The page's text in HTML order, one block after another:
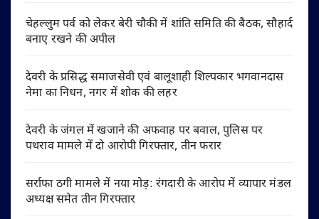
चेहल्लुम पर्व को लेकर बेरी चौकी में शांति समिति की बैठक, सौहार्द
बनाए रखने की अपील
देवरी के प्रसिद्ध समाजसेवी एवं बालूशाही शिल्पकार भगवानदास
नेमा का निधन, नगर में शोक की लहर
देवरी के जंगल में खजाने की अफवाह पर बवाल, पुलिस पर
पथराव मामले में दो आरोपी गिरफ्तार, तीन फरार
सर्राफा ठगी मामले में नया मोड़: रंगदारी के आरोप में व्यापार मंडल
अध्यक्ष समेत तीन गिरफ्तार